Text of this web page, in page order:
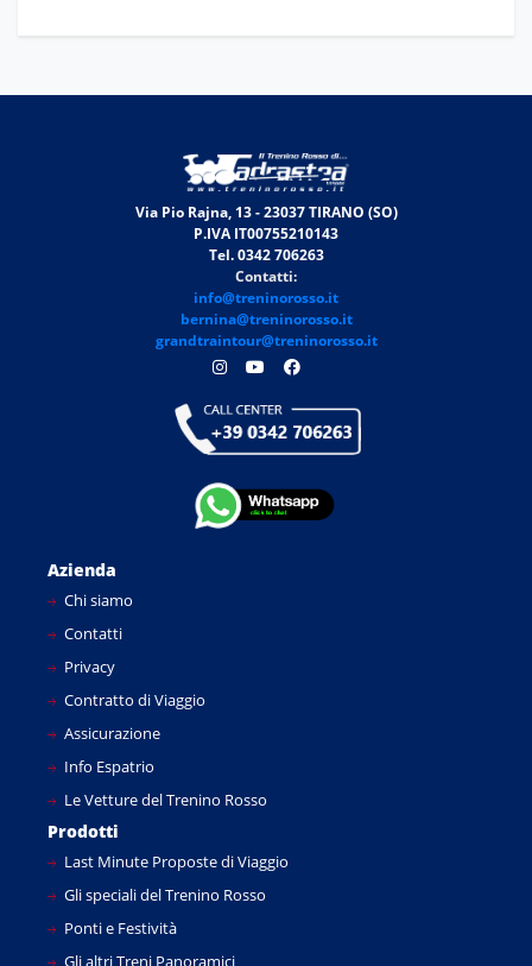
Via Pio Rajna, 13 - 23037 TIRANO (SO)
P.IVA IT00755210143
Tel. 0342 706263
Contatti:
info@treninorosso.it
bernina@treninorosso.it
grandtraintour@treninorosso.it
Azienda
Chi siamo
Contatti
Privacy
Contratto di Viaggio
Assicurazione
Info Espatrio
Le Vetture del Trenino Rosso
Prodotti
Last Minute Proposte di Viaggio
Gli speciali del Trenino Rosso
Ponti e Festività